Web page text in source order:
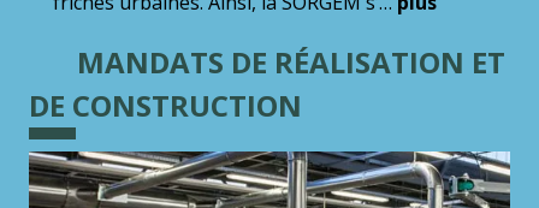
MANDATS DE RÉALISATION ET
DE CONSTRUCTION